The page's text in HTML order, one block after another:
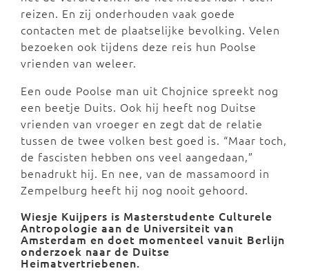
reizen. En zij onderhouden vaak goede
contacten met de plaatselijke bevolking. Velen
bezoeken ook tijdens deze reis hun Poolse
vrienden van weleer.
Een oude Poolse man uit Chojnice spreekt nog
een beetje Duits. Ook hij heeft nog Duitse
vrienden van vroeger en zegt dat de relatie
tussen de twee volken best goed is. “Maar toch,
de fascisten hebben ons veel aangedaan,”
benadrukt hij. En nee, van de massamoord in
Zempelburg heeft hij nog nooit gehoord.
Wiesje Kuijpers is Masterstudente Culturele
Antropologie aan de Universiteit van
Amsterdam en doet momenteel vanuit Berlijn
onderzoek naar de Duitse
Heimatvertriebenen.